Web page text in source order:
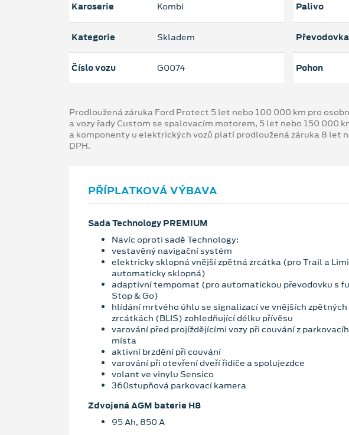
Karoserie Kombi
Kategorie Skladem
Číslo vozu G0074
Palivo
Převodovka
Pohon
Prodloužená záruka Ford Protect 5 let nebo 100 000 km pro
a vozy řady Custom se spalovacím motorem, 5 let nebo 150 000
a komponenty u elektrických vozů platí prodloužená záruka 8 let
DPH.
PŘÍPLATKOVÁ VÝBAVA
Sada Technology PREMIUM
Navíc oproti sadě Technology:
vestavěný navigační systém
elektricky sklopná vnější zpětná zrcátka (pro Trail a
automaticky sklopná)
adaptivní tempomat (pro automatickou převodovku s
Stop & Go)
hlídání mrtvého úhlu se signalizací ve vnějších zpětných
zrcátkách (BLIS) zohledňující délku přívěsu
varování před projíždějícími vozy při couvání z
místa
aktivní brzdění při couvání
varování při otevření dveří řidiče a spolujezdce
volant ve vinylu Sensico
360stupňová parkovací kamera
Zdvojená AGM baterie H8
95 Ah, 850 A